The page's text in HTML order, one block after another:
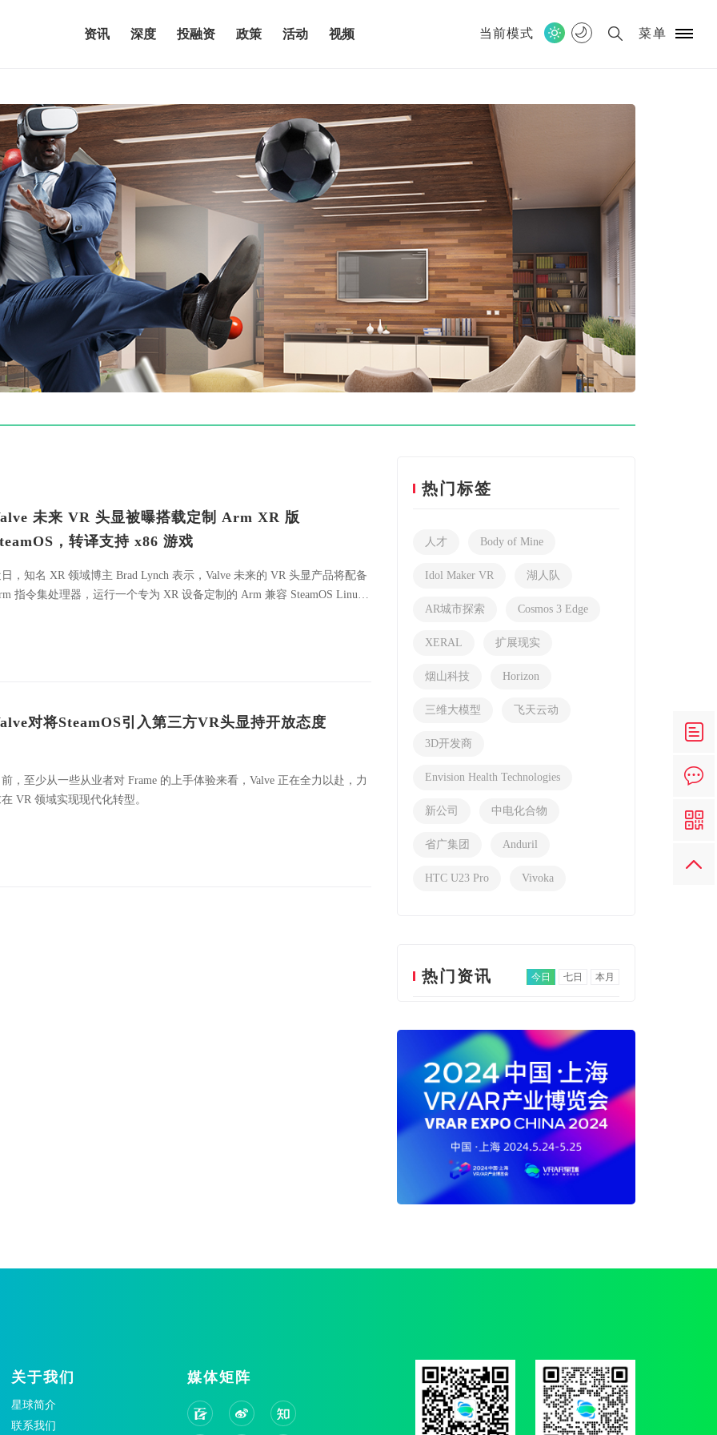
资讯 深度 投融资 政策 活动 视频 当前模式 菜单
未来 VR 头显被曝搭载定制 Arm XR 版
，转译支持 x86 游戏
，知名 XR 领域博主 Brad Lynch 表示，Valve 未来的 VR 头显产品将配备
指令集处理器，运行一个专为 XR 设备定制的 Arm 兼容 SteamOS Linux
对将SteamOS引入第三方VR头显持开放态度
，至少从一些从业者对 Frame 的上手体验来看，Valve 正在全力以赴，力
VR 领域实现现代化转型。
热门标签
人才 Body of Mine
Idol Maker VR 湖人队
AR城市探索 Cosmos 3 Edge
XERAL 扩展现实
烟山科技 Horizon
三维大模型 飞天云动
3D开发商
Envision Health Technologies
新公司 中电化合物
省广集团 Anduril
HTC U23 Pro Vivoka
热门资讯 今日 七日 本月
关于我们
星球简介
联系我们
媒体矩阵